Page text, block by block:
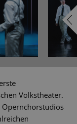
Volkstheater.